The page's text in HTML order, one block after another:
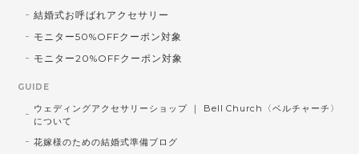
結婚式お呼ばれアクセサリー
モニター50%OFFクーポン対象
モニター20%OFFクーポン対象
GUIDE
ウェディングアクセサリーショップ ｜ Bell Church〈ベルチャーチ〉
について
花嫁様のための結婚式準備ブログ